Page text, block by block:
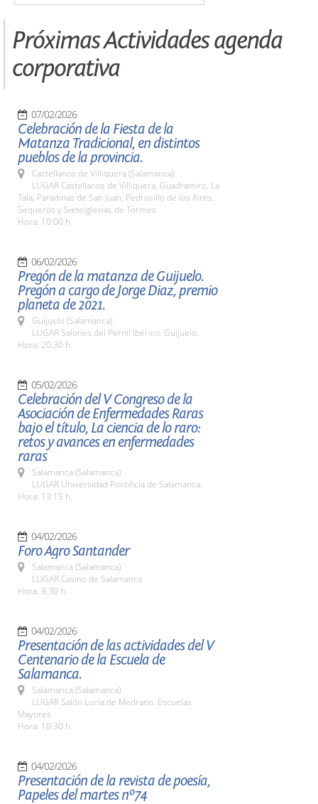
Próximas Actividades agenda
corporativa
07/02/2026
Celebración de la Fiesta de la
Matanza Tradicional, en distintos
pueblos de la provincia.
Castellanos de Villiquera (Salamanca)
LUGAR Castellanos de Villiquera, Guadramiro, La
Tala, Paradinas de San Juan, Pedrosillo de los Aires,
Sequeros y Sieteiglesias de Tormes
Hora: 10:00 h.
06/02/2026
Pregón de la matanza de Guijuelo.
Pregón a cargo de Jorge Diaz, premio
planeta de 2021.
Guijuelo (Salamanca)
LUGAR Salones del Pernil Ibérico. Guijuelo.
Hora: 20:30 h.
05/02/2026
Celebración del V Congreso de la
Asociación de Enfermedades Raras
bajo el título, La ciencia de lo raro:
retos y avances en enfermedades
raras
Salamanca (Salamanca)
LUGAR Universidad Pontificia de Salamanca.
Hora: 13:15 h.
04/02/2026
Foro Agro Santander
Salamanca (Salamanca)
LUGAR Casino de Salamanca
Hora: 9,30 h.
04/02/2026
Presentación de las actividades del V
Centenario de la Escuela de
Salamanca.
Salamanca (Salamanca)
LUGAR Salón Lucía de Medrano. Escuelas
Mayores
Hora: 10:30 h.
04/02/2026
Presentación de la revista de poesía,
Papeles del martes nº74